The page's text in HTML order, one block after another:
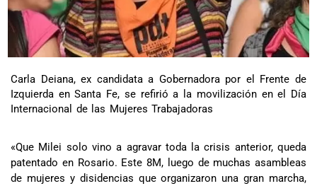
Carla Deiana, ex candidata a Gobernadora por el Frente de
Izquierda en Santa Fe, se refirió a la movilización en el Día
Internacional de las Mujeres Trabajadoras
«Que Milei solo vino a agravar toda la crisis anterior, queda
patentado en Rosario. Este 8M, luego de muchas asambleas
de mujeres y disidencias que organizaron una gran marcha,